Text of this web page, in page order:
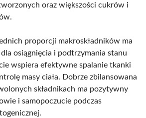
oraz większości cukrów i
proporcji makroskładników ma
osiągnięcia i podtrzymania stanu
wspiera efektywne spalanie tkanki
masy ciała. Dobrze zbilansowana
składnikach ma pozytywny
i samopoczucie podczas